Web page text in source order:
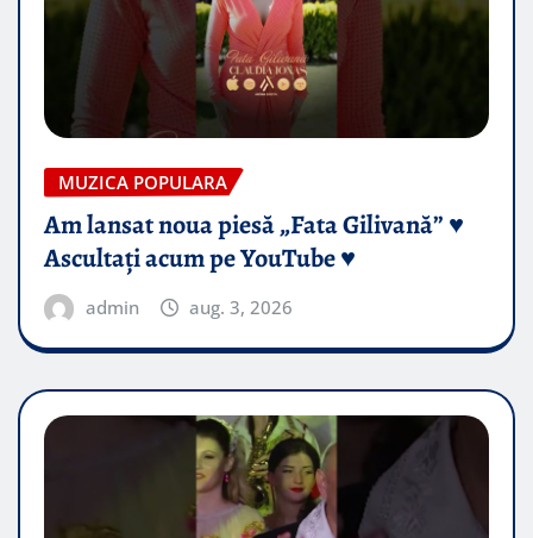
MUZICA POPULARA
Am lansat noua piesă „Fata Gilivană” ♥️
Ascultați acum pe YouTube ♥️
admin aug. 3, 2026